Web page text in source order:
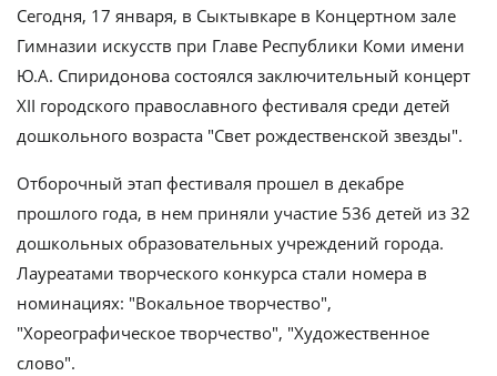
Сегодня, 17 января, в Сыктывкаре в Концертном зале
Гимназии искусств при Главе Республики Коми имени
Ю.А. Спиридонова состоялся заключительный концерт
XII городского православного фестиваля среди детей
дошкольного возраста "Свет рождественской звезды".
Отборочный этап фестиваля прошел в декабре
прошлого года, в нем приняли участие 536 детей из 32
дошкольных образовательных учреждений города.
Лауреатами творческого конкурса стали номера в
номинациях: "Вокальное творчество",
"Хореографическое творчество", "Художественное
слово".